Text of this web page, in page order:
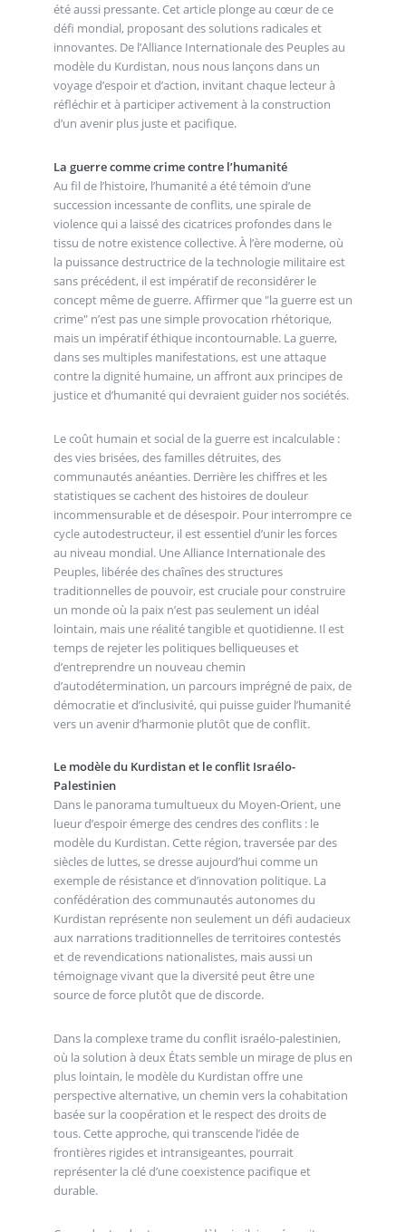
été aussi pressante. Cet article plonge au cœur de ce
défi mondial, proposant des solutions radicales et
innovantes. De l’Alliance Internationale des Peuples au
modèle du Kurdistan, nous nous lançons dans un
voyage d’espoir et d’action, invitant chaque lecteur à
réfléchir et à participer activement à la construction
d’un avenir plus juste et pacifique.
La guerre comme crime contre l’humanité
Au fil de l’histoire, l’humanité a été témoin d’une
succession incessante de conflits, une spirale de
violence qui a laissé des cicatrices profondes dans le
tissu de notre existence collective. À l’ère moderne, où
la puissance destructrice de la technologie militaire est
sans précédent, il est impératif de reconsidérer le
concept même de guerre. Affirmer que "la guerre est un
crime" n’est pas une simple provocation rhétorique,
mais un impératif éthique incontournable. La guerre,
dans ses multiples manifestations, est une attaque
contre la dignité humaine, un affront aux principes de
justice et d’humanité qui devraient guider nos sociétés.
Le coût humain et social de la guerre est incalculable :
des vies brisées, des familles détruites, des
communautés anéanties. Derrière les chiffres et les
statistiques se cachent des histoires de douleur
incommensurable et de désespoir. Pour interrompre ce
cycle autodestructeur, il est essentiel d’unir les forces
au niveau mondial. Une Alliance Internationale des
Peuples, libérée des chaînes des structures
traditionnelles de pouvoir, est cruciale pour construire
un monde où la paix n’est pas seulement un idéal
lointain, mais une réalité tangible et quotidienne. Il est
temps de rejeter les politiques belliqueuses et
d’entreprendre un nouveau chemin
d’autodétermination, un parcours imprégné de paix, de
démocratie et d’inclusivité, qui puisse guider l’humanité
vers un avenir d’harmonie plutôt que de conflit.
Le modèle du Kurdistan et le conflit Israélo-
Palestinien
Dans le panorama tumultueux du Moyen-Orient, une
lueur d’espoir émerge des cendres des conflits : le
modèle du Kurdistan. Cette région, traversée par des
siècles de luttes, se dresse aujourd’hui comme un
exemple de résistance et d’innovation politique. La
confédération des communautés autonomes du
Kurdistan représente non seulement un défi audacieux
aux narrations traditionnelles de territoires contestés
et de revendications nationalistes, mais aussi un
témoignage vivant que la diversité peut être une
source de force plutôt que de discorde.
Dans la complexe trame du conflit israélo-palestinien,
où la solution à deux États semble un mirage de plus en
plus lointain, le modèle du Kurdistan offre une
perspective alternative, un chemin vers la cohabitation
basée sur la coopération et le respect des droits de
tous. Cette approche, qui transcende l’idée de
frontières rigides et intransigeantes, pourrait
représenter la clé d’une coexistence pacifique et
durable.